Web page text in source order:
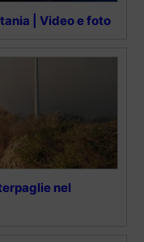
| Video e foto
nel